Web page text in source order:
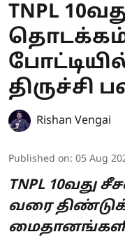
TNPL
திருச்சி
Rishan Vengai
Published on: 05 Aug
TNPL 10வது
வரை